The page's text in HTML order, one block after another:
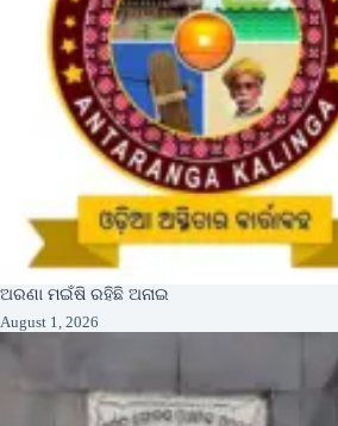
ଅରଣା ମଇଁଷି ରହିଛି ଅନାଇ
August 1, 2026